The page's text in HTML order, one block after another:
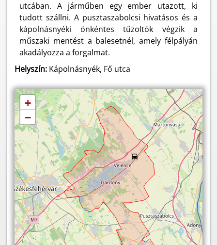
utcában. A járműben egy ember utazott, ki
tudott szállni. A pusztaszabolcsi hivatásos és a
kápolnásnyéki önkéntes tűzoltók végzik a
műszaki mentést a balesetnél, amely félpályán
akadályozza a forgalmat.
Helyszín: Kápolnásnyék, Fő utca
+
−